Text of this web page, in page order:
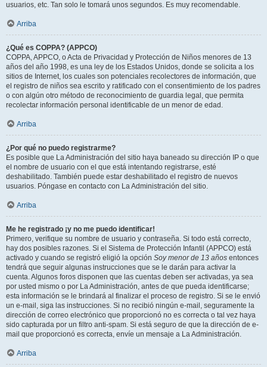
usuarios, etc. Tan solo le tomará unos segundos. Es muy recomendable.
Arriba
¿Qué es COPPA? (APPCO)
COPPA, APPCO, o Acta de Privacidad y Protección de Niños menores de 13
años del año 1998, es una ley de los Estados Unidos, donde se solicita a los
sitios de Internet, los cuales son potenciales recolectores de información, que
el registro de niños sea escrito y ratificado con el consentimiento de los padres
o con algún otro método de reconocimiento de guardia legal, que permita
recolectar información personal identificable de un menor de edad.
Arriba
¿Por qué no puedo registrarme?
Es posible que La Administración del sitio haya baneado su dirección IP o que
el nombre de usuario con el que está intentando registrarse, esté
deshabilitado. También puede estar deshabilitado el registro de nuevos
usuarios. Póngase en contacto con La Administración del sitio.
Arriba
Me he registrado ¡y no me puedo identificar!
Primero, verifique su nombre de usuario y contraseña. Si todo está correcto,
hay dos posibles razones. Si el Sistema de Protección Infantil (APPCO) está
activado y cuando se registró eligió la opción Soy menor de 13 años entonces
tendrá que seguir algunas instrucciones que se le darán para activar la
cuenta. Algunos foros disponen que las cuentas deben ser activadas, ya sea
por usted mismo o por La Administración, antes de que pueda identificarse;
esta información se le brindará al finalizar el proceso de registro. Si se le envió
un e-mail, siga las instrucciones. Si no recibió ningún e-mail, seguramente la
dirección de correo electrónico que proporcionó no es correcta o tal vez haya
sido capturada por un filtro anti-spam. Si está seguro de que la dirección de e-
mail que proporcionó es correcta, envíe un mensaje a La Administración.
Arriba